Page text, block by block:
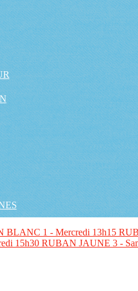
BLANC 1 - Mercredi 13h15
15h30 RUBAN JAUNE 3 -